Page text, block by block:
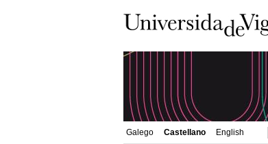
Galego Castellano English